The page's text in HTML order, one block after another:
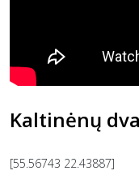
Kaltinėnų
[55.56743 22.43887]